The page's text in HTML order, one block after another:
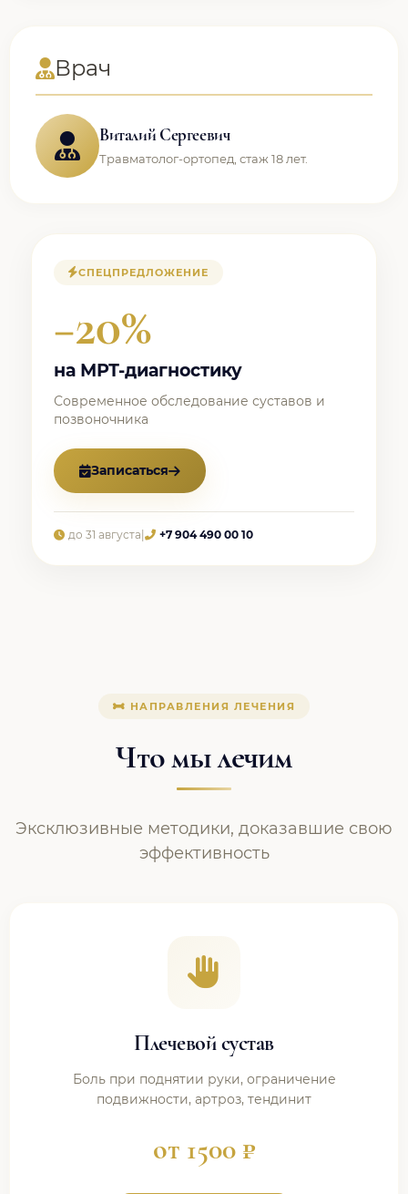
Врач
Виталий Сергеевич
Травматолог-ортопед, стаж 18 лет.
СПЕЦПРЕДЛОЖЕНИЕ
−20%
на МРТ-диагностику
Современное обследование суставов и
позвоночника
Записаться
до 31 августа +7 904 490 00 10
НАПРАВЛЕНИЯ ЛЕЧЕНИЯ
Что мы лечим
Эксклюзивные методики, доказавшие свою
эффективность
Плечевой сустав
Боль при поднятии руки, ограничение
подвижности, артроз, тендинит
от 1500 ₽